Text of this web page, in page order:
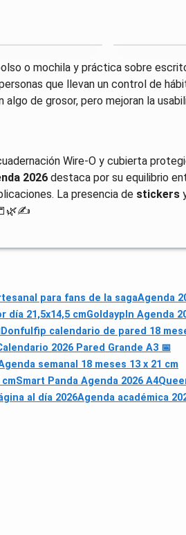
o mochila y práctica sobre
que llevan un control de
de grosor, pero mejoran la
Wire-O y cubierta
2026destaca por su equilibrio
La presencia de stickers
para fans de la sagaAgenda
día 21,5x14,5 cmGoldaypln Agenda
Donfulfip calendario de pared 18
2026 Pared Grande A3 📅
semanal 18 meses 13 x 21 cm
Smart Panda Agenda 2026 A4
al día 2026Agenda académica